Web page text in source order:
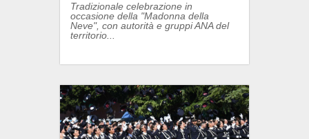
Tradizionale celebrazione in
occasione della "Madonna della
Neve", con autorità e gruppi ANA del
territorio...